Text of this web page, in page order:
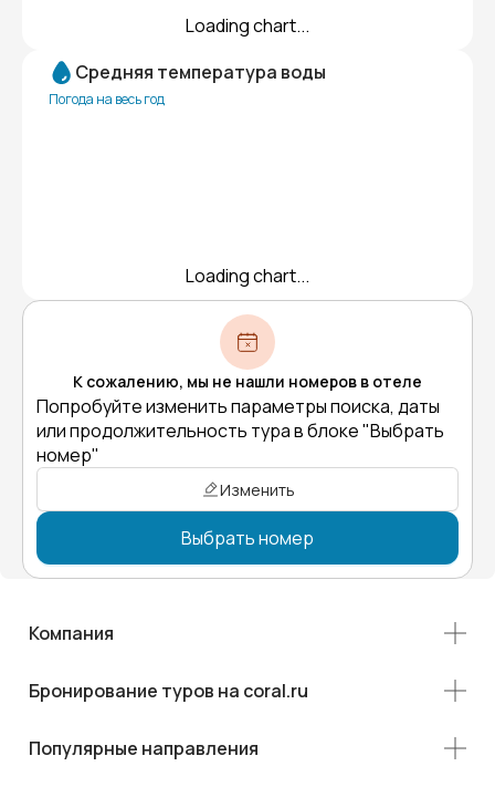
Loading chart...
Средняя температура воды
Погода на весь год
Loading chart...
К сожалению, мы не нашли номеров в отеле
Попробуйте изменить параметры поиска, даты
или продолжительность тура в блоке "Выбрать
номер"
Изменить
Выбрать номер
Компания
Бронирование туров на coral.ru
Популярные направления